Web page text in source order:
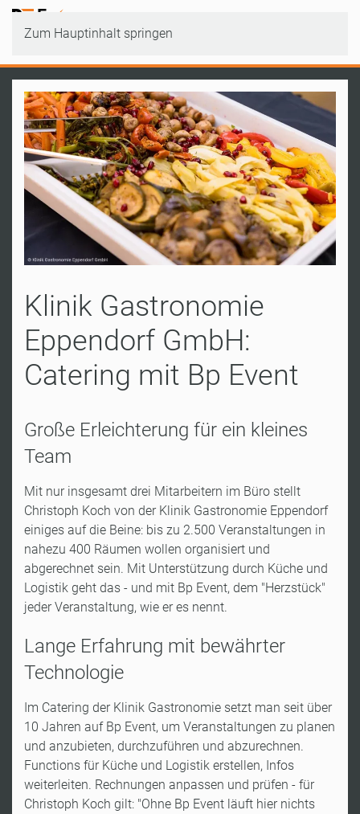
Zum Hauptinhalt springen
Klinik Gastronomie
Eppendorf GmbH:
Catering mit Bp Event
Große Erleichterung für ein kleines
Team
Mit nur insgesamt drei Mitarbeitern im Büro stellt
Christoph Koch von der Klinik Gastronomie Eppendorf
einiges auf die Beine: bis zu 2.500 Veranstaltungen in
nahezu 400 Räumen wollen organisiert und
abgerechnet sein. Mit Unterstützung durch Küche und
Logistik geht das - und mit Bp Event, dem "Herzstück"
jeder Veranstaltung, wie er es nennt.
Lange Erfahrung mit bewährter
Technologie
Im Catering der Klinik Gastronomie setzt man seit über
10 Jahren auf Bp Event, um Veranstaltungen zu planen
und anzubieten, durchzuführen und abzurechnen.
Functions für Küche und Logistik erstellen, Infos
weiterleiten. Rechnungen anpassen und prüfen - für
Christoph Koch gilt: "Ohne Bp Event läuft hier nichts